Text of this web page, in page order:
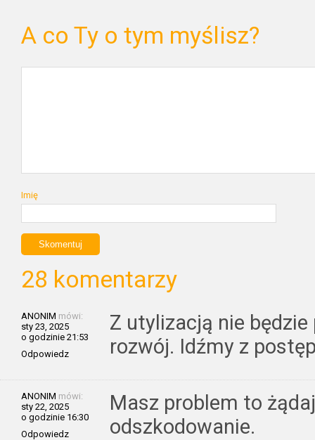
A co Ty o tym myślisz?
Imię
28 komentarzy
ANONIM mówi:
sty 23, 2025
o godzinie 21:53
Odpowiedz
Z utylizacją nie
rozwój. Idźmy z
ANONIM mówi:
sty 22, 2025
o godzinie 16:30
Odpowiedz
Masz problem to
odszkodowanie.